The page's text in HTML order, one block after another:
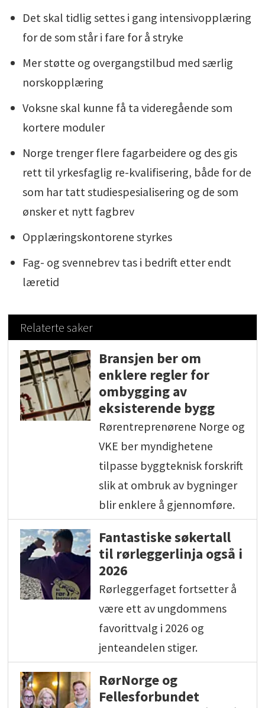
Det skal tidlig settes i gang intensivopplæring
for de som står i fare for å stryke
Mer støtte og overgangstilbud med særlig
norskopplæring
Voksne skal kunne få ta videregående som
kortere moduler
Norge trenger flere fagarbeidere og des gis
rett til yrkesfaglig re-kvalifisering, både for de
som har tatt studiespesialisering og de som
ønsker et nytt fagbrev
Opplæringskontorene styrkes
Fag- og svennebrev tas i bedrift etter endt
læretid
Relaterte saker
Bransjen ber om
enklere regler for
ombygging av
eksisterende bygg
Rørentreprenørene Norge og
VKE ber myndighetene
tilpasse byggteknisk forskrift
slik at ombruk av bygninger
blir enklere å gjennomføre.
Fantastiske søkertall
til rørleggerlinja også i
2026
Rørleggerfaget fortsetter å
være ett av ungdommens
favorittvalg i 2026 og
jenteandelen stiger.
RørNorge og
Fellesforbundet